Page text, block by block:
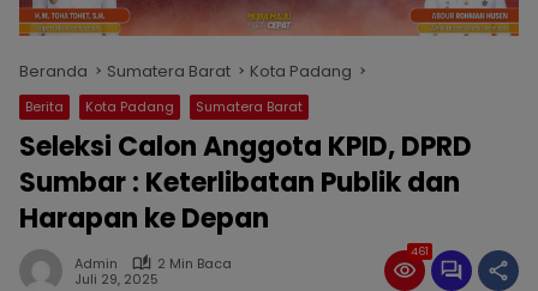
Beranda Sumatera Barat Kota Padang
Berita Kota Padang Sumatera Barat
Seleksi Calon Anggota KPID, DPRD
Sumbar : Keterlibatan Publik dan
Harapan ke Depan
Admin
2 Min Baca
Juli 29, 2025
461